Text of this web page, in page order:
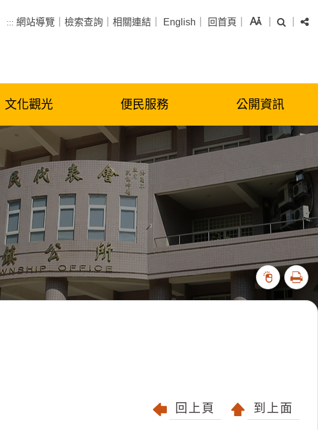
::: 網站導覽 檢索查詢 相關連結 English 回首頁 字級 搜尋
文化觀光 便民服務 公開資訊
71620
列印
回上頁 到上面